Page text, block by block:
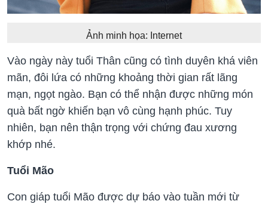
Ảnh minh họa: Internet
Vào ngày này tuổi Thân cũng có tình duyên khá viên
mãn, đôi lứa có những khoảng thời gian rất lãng
mạn, ngọt ngào. Bạn có thể nhận được những món
quà bất ngờ khiến bạn vô cùng hạnh phúc. Tuy
nhiên, bạn nên thận trọng với chứng đau xương
khớp nhé.
Tuổi Mão
Con giáp tuổi Mão được dự báo vào tuần mới từ